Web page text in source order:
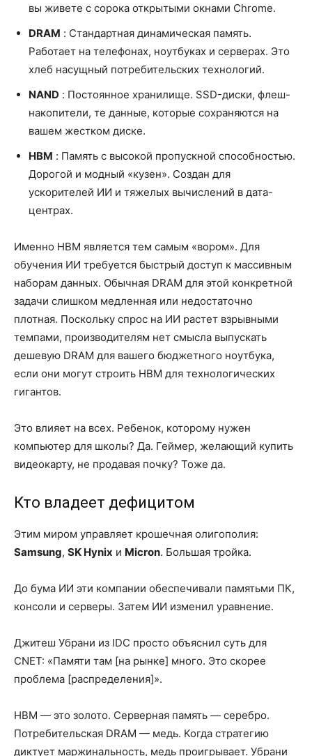
вы живете с сорока открытыми окнами Chrome.
DRAM : Стандартная динамическая память.
Работает на телефонах, ноутбуках и серверах. Это
хлеб насущный потребительских технологий.
NAND : Постоянное хранилище. SSD-диски, флеш-
накопители, те данные, которые сохраняются на
вашем жестком диске.
HBM : Память с высокой пропускной способностью.
Дорогой и модный «кузен». Создан для
ускорителей ИИ и тяжелых вычислений в дата-
центрах.
Именно HBM является тем самым «вором». Для
обучения ИИ требуется быстрый доступ к массивным
наборам данных. Обычная DRAM для этой конкретной
задачи слишком медленная или недостаточно
плотная. Поскольку спрос на ИИ растет взрывными
темпами, производителям нет смысла выпускать
дешевую DRAM для вашего бюджетного ноутбука,
если они могут строить HBM для технологических
гигантов.
Это влияет на всех. Ребенок, которому нужен
компьютер для школы? Да. Геймер, желающий купить
видеокарту, не продавая почку? Тоже да.
Кто владеет дефицитом
Этим миром управляет крошечная олигополия:
Samsung, SK Hynix и Micron. Большая тройка.
До бума ИИ эти компании обеспечивали памятьми ПК,
консоли и серверы. Затем ИИ изменил уравнение.
Джитеш Убрани из IDC просто объяснил суть для
CNET: «Памяти там [на рынке] много. Это скорее
проблема [распределения]».
HBM — это золото. Серверная память — серебро.
Потребительская DRAM — медь. Когда стратегию
диктует маржинальность, медь проигрывает. Убрани